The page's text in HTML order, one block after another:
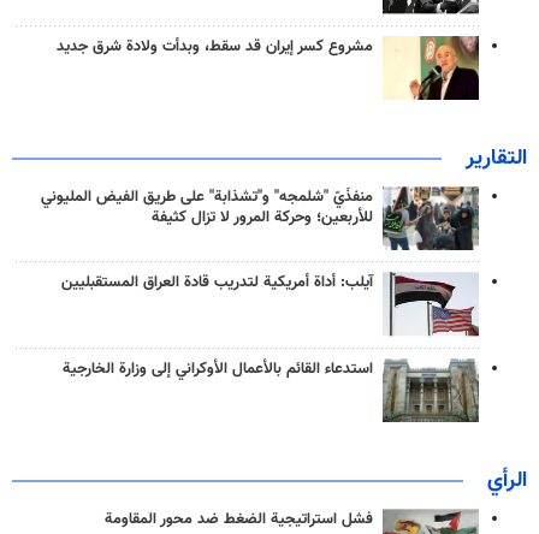
مشروع كسر إيران قد سقط، وبدأت ولادة شرق جديد
التقارير
منفذَيّ "شلمجه" و"تشذابة" على طريق الفيض المليوني
للأربعين؛ وحركة المرور لا تزال كثيفة
آيلب: أداة أمريكية لتدريب قادة العراق المستقبليين
استدعاء القائم بالأعمال الأوكراني إلى وزارة الخارجية
الرأي
فشل استراتيجية الضغط ضد محور المقاومة